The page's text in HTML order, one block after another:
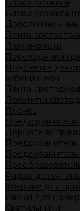
Блоки розжига
Блоки розжига
Дополнительные
Лента
Люминометр
Переходники
Подсветка
Гибкий неон
Лента
Логотипы
Пленка
Предохранители
Держатели
Предохранитель
Предохранитель
Радар-
Коврики для
Рамки для
Светильники